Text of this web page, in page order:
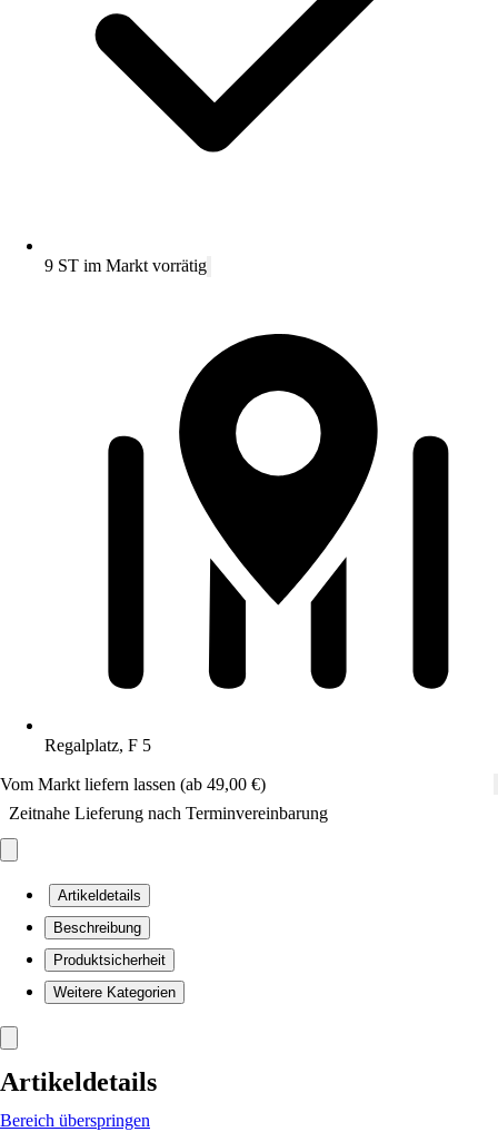
9 ST im Markt vorrätig
Regalplatz, F 5
Vom Markt liefern lassen (ab 49,00 €)
Zeitnahe Lieferung nach Terminvereinbarung
Artikeldetails
Beschreibung
Produktsicherheit
Weitere Kategorien
Artikeldetails
Bereich überspringen